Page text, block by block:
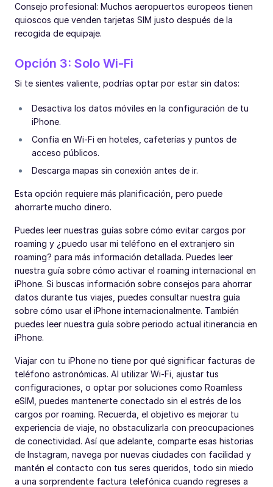
Consejo profesional: Muchos aeropuertos europeos tienen
quioscos que venden tarjetas SIM justo después de la
recogida de equipaje.
Opción 3: Solo Wi-Fi
Si te sientes valiente, podrías optar por estar sin datos:
Desactiva los datos móviles en la configuración de tu
iPhone.
Confía en Wi-Fi en hoteles, cafeterías y puntos de
acceso públicos.
Descarga mapas sin conexión antes de ir.
Esta opción requiere más planificación, pero puede
ahorrarte mucho dinero.
Puedes leer nuestras guías sobre cómo evitar cargos por
roaming y ¿puedo usar mi teléfono en el extranjero sin
roaming? para más información detallada. Puedes leer
nuestra guía sobre cómo activar el roaming internacional en
iPhone. Si buscas información sobre consejos para ahorrar
datos durante tus viajes, puedes consultar nuestra guía
sobre cómo usar el iPhone internacionalmente. También
puedes leer nuestra guía sobre periodo actual itinerancia en
iPhone.
Viajar con tu iPhone no tiene por qué significar facturas de
teléfono astronómicas. Al utilizar Wi-Fi, ajustar tus
configuraciones, o optar por soluciones como Roamless
eSIM, puedes mantenerte conectado sin el estrés de los
cargos por roaming. Recuerda, el objetivo es mejorar tu
experiencia de viaje, no obstaculizarla con preocupaciones
de conectividad. Así que adelante, comparte esas historias
de Instagram, navega por nuevas ciudades con facilidad y
mantén el contacto con tus seres queridos, todo sin miedo
a una sorprendente factura telefónica cuando regreses a